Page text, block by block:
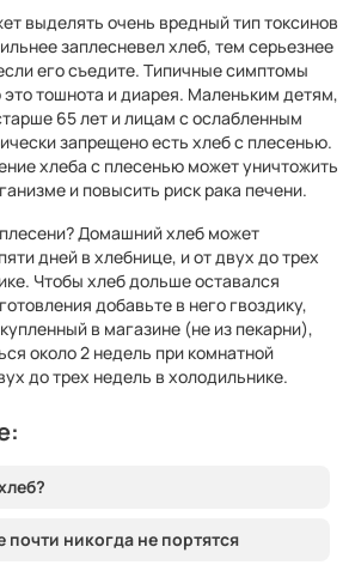
выделять очень вредный тип токсинов
заплесневел хлеб, тем серьезнее
его съедите. Типичные симптомы
тошнота и диарея. Маленьким детям,
65 лет и лицам с ослабленным
запрещено есть хлеб с плесенью.
хлеба с плесенью может уничтожить
и повысить риск рака печени.
Домашний хлеб может
дней в хлебнице, и от двух до трех
Чтобы хлеб дольше оставался
добавьте в него гвоздику,
в магазине (не из пекарни),
около 2 недель при комнатной
до трех недель в холодильнике.
никогда не портятся